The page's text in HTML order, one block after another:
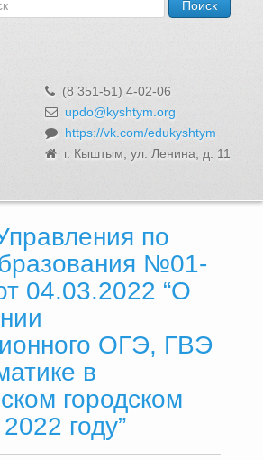
(8 351-51) 4-02-06
updo@kyshtym.org
https://vk.com/edukyshtym
г. Кыштым, ул. Ленина, д. 11
служба и вакансии
системы, реестры и банки данных
нужд
бюджетных средств
по
№01-
04.03.2022 “О
ОГЭ, ГВЭ
в
городском
году”